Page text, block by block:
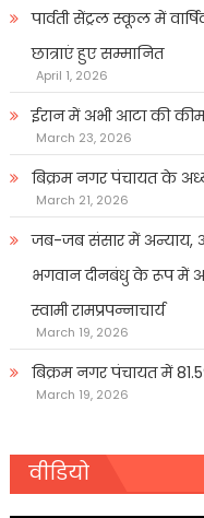
पार्वती सेंट्रल स्कूल में
छात्राएं हुए सम्मानित
April 1, 2026
ईरान में अभी आटा की
March 23, 2026
बिक्रम नगर पंचायत के
March 21, 2026
जब-जब संसार में अन्याय,
भगवान दीनबंधु के रूप में
स्वामी रामप्रपन्नाचार्य
March 19, 2026
बिक्रम नगर पंचायत में
March 19, 2026
वीडियो